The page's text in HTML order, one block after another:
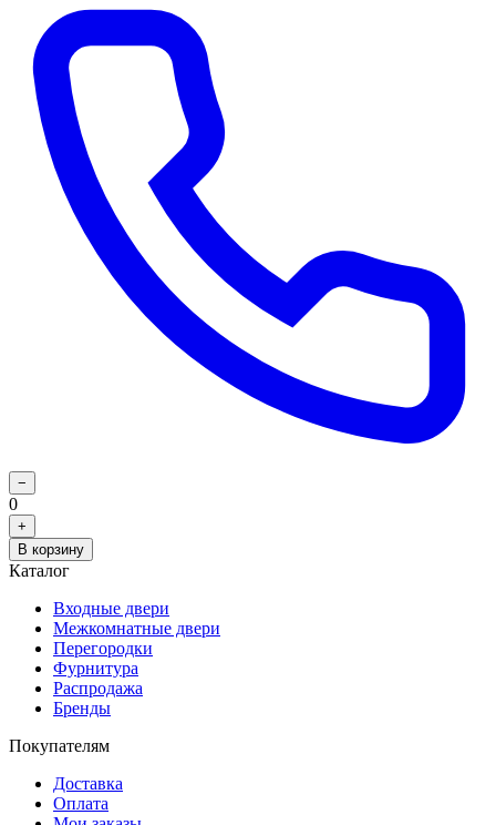
−
0
+
В корзину
Каталог
Входные двери
Межкомнатные двери
Перегородки
Фурнитура
Распродажа
Бренды
Покупателям
Доставка
Оплата